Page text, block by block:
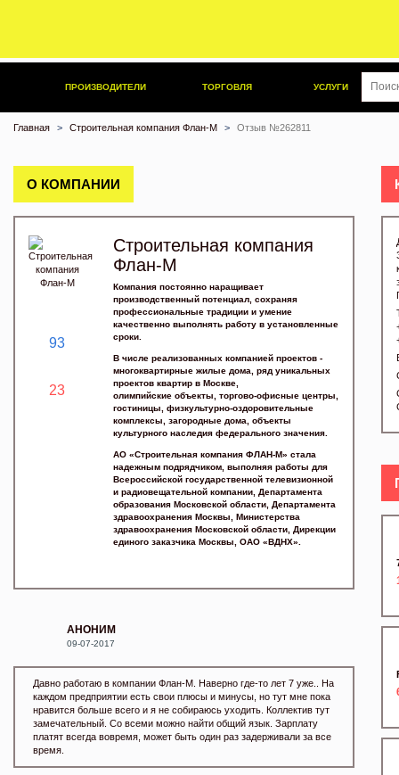
ПРОИЗВОДИТЕЛИ ТОРГОВЛЯ УСЛУГИ
Главная Строительная компания Флан-М Отзыв №262811
О КОМПАНИИ
93
23
Строительная компания
Флан-М
Компания постоянно наращивает
производственный потенциал, сохраняя
профессиональные традиции и умение
качественно выполнять работу в установленные
сроки.
В числе реализованных компанией проектов -
многоквартирные жилые дома, ряд уникальных
проектов квартир в Москве,
олимпийские объекты, торгово-офисные центры,
гостиницы, физкультурно-оздоровительные
комплексы, загородные дома, объекты
культурного наследия федерального значения.
АО «Строительная компания ФЛАН-М» стала
надежным подрядчиком, выполняя работы для
Всероссийской государственной телевизионной
и радиовещательной компании, Департамента
образования Московской области, Департамента
здравоохранения Москвы, Министерства
здравоохранения Московской области, Дирекции
единого заказчика Москвы, ОАО «ВДНХ».
АНОНИМ
09-07-2017
Давно работаю в компании Флан-М. Наверно где-то лет 7 уже.. На
каждом предприятии есть свои плюсы и минусы, но тут мне пока
нравится больше всего и я не собираюсь уходить. Коллектив тут
замечательный. Со всеми можно найти общий язык. Зарплату
платят всегда вовремя, может быть один раз задерживали за все
время.